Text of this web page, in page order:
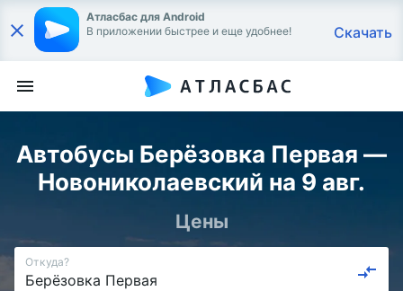
Атласбас для Android
В приложении быстрее и еще удобнее!
Скачать
Автобусы Берёзовка Первая —
Новониколаевский на 9 авг.
Цены
Откуда?